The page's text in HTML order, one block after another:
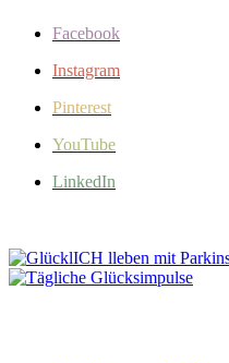
Facebook
Instagram
Pinterest
YouTube
LinkedIn